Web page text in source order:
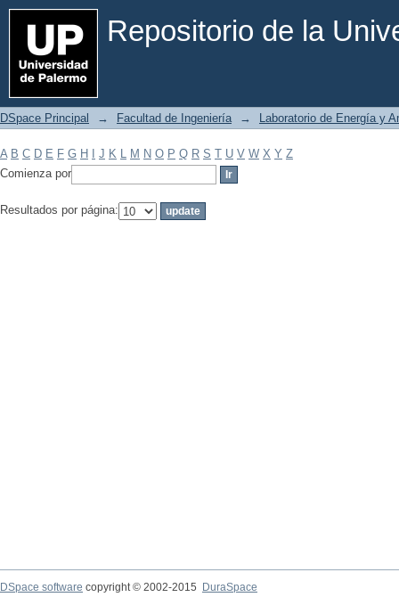
Repositorio de la
Filtrar por: Materia
DSpace Principal → Facultad de Ingeniería → Laboratorio de Energía y
A B C D E F G H J K L M N O P Q R S T U V W X Y Z
Comienza por
Resultados por página:
DSpace software copyright © 2002-2015
DuraSpace